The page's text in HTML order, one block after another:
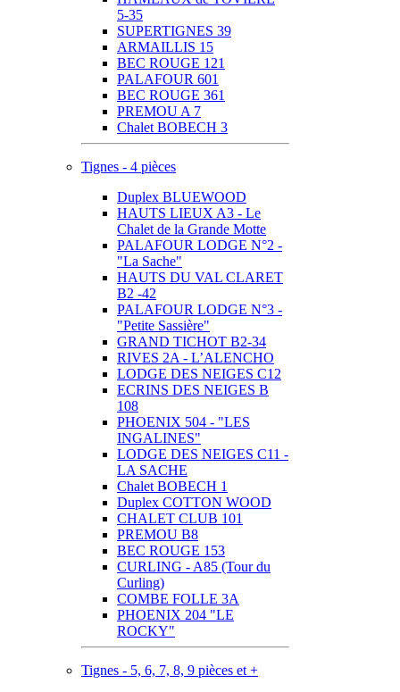
5-35
SUPERTIGNES 39
ARMAILLIS 15
BEC ROUGE 121
PALAFOUR 601
BEC ROUGE 361
PREMOU A 7
Chalet BOBECH 3
Tignes - 4 pièces
Duplex BLUEWOOD
HAUTS LIEUX A3 - Le
Chalet de la Grande Motte
PALAFOUR LODGE N°2 -
"La Sache"
HAUTS DU VAL CLARET
B2 -42
PALAFOUR LODGE N°3 -
"Petite Sassière"
GRAND TICHOT B2-34
RIVES 2A - L’ALENCHO
LODGE DES NEIGES C12
ECRINS DES NEIGES B
108
PHOENIX 504 - "LES
INGALINES"
LODGE DES NEIGES C11 -
LA SACHE
Chalet BOBECH 1
Duplex COTTON WOOD
CHALET CLUB 101
PREMOU B8
BEC ROUGE 153
CURLING - A85 (Tour du
Curling)
COMBE FOLLE 3A
PHOENIX 204 "LE
ROCKY"
Tignes - 5, 6, 7, 8, 9 pièces et +